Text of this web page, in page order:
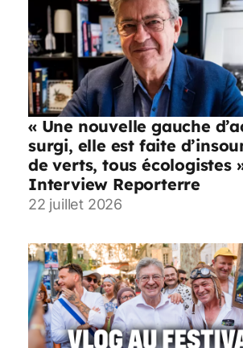
« Une nouvelle gauche
surgi, elle est faite
de verts, tous écologistes
Interview Reporterre
22 juillet 2026